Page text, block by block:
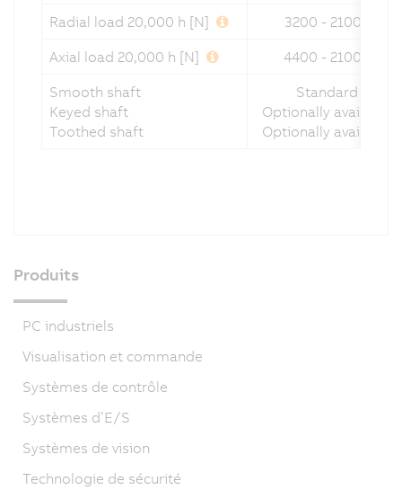
Radial load 20,000 h [N]
3200 - 21000
Axial load 20,000 h [N]
4400 - 21000
Smooth shaft
Keyed shaft
Toothed shaft
Standard
Optionally available
Optionally available
Produits
PC industriels
Visualisation et commande
Systèmes de contrôle
Systèmes d’E/S
Systèmes de vision
Technologie de sécurité